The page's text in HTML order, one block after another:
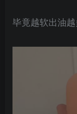
毕竟越软出油越